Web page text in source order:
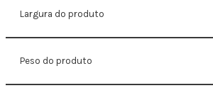
Largura do produto
Peso do produto